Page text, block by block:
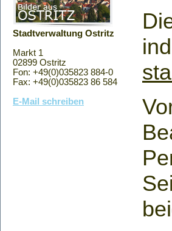
Stadtverwaltung Ostritz
Markt 1
02899 Ostritz
Fon: +49(0)035823 884-0
Fax: +49(0)035823 86 584
E-Mail schreiben